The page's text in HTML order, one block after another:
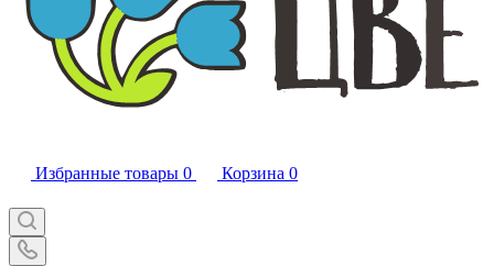
Избранные товары 0 Корзина 0